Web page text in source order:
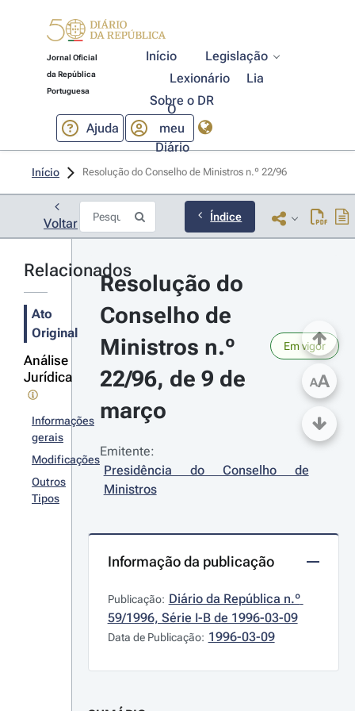
Jornal Oficial
da República
Portuguesa
Início
Legislação
Lexionário
Lia
Sobre o DR
Ajuda
O
meu
Diário
Início Resolução do Conselho de Ministros n.º 22/96
Voltar Índice
Relacionados
Ato
Original
Análise
Jurídica
Informações
gerais
Modificações
Outros
Tipos
Resolução do
Conselho de
Ministros n.º
22/96, de 9 de
março
Em vigor
Emitente:
Presidência do Conselho de
Ministros
Informação da publicação
Publicação: Diário da República n.º
59/1996, Série I-B de 1996-03-09
Data de Publicação: 1996-03-09
AA